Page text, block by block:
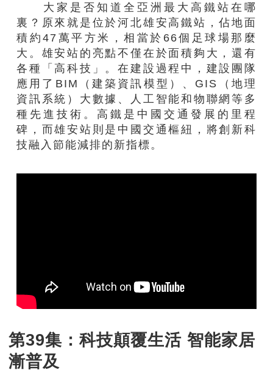
大家是否知道全亞洲最大高鐵站在哪
裏？原來就是位於河北雄安高鐵站，佔地面
積約47萬平方米，相當於66個足球場那麼
大。雄安站的亮點不僅在於面積夠大，還有
各種「高科技」。在建設過程中，建設團隊
應用了BIM（建築資訊模型）、GIS（地理
資訊系統）大數據、人工智能和物聯網等多
種先進技術。高鐵是中國交通發展的里程
碑，而雄安站則是中國交通樞紐，將創新科
技融入節能減排的新指標。
第39集：科技顛覆生活 智能家居
漸普及